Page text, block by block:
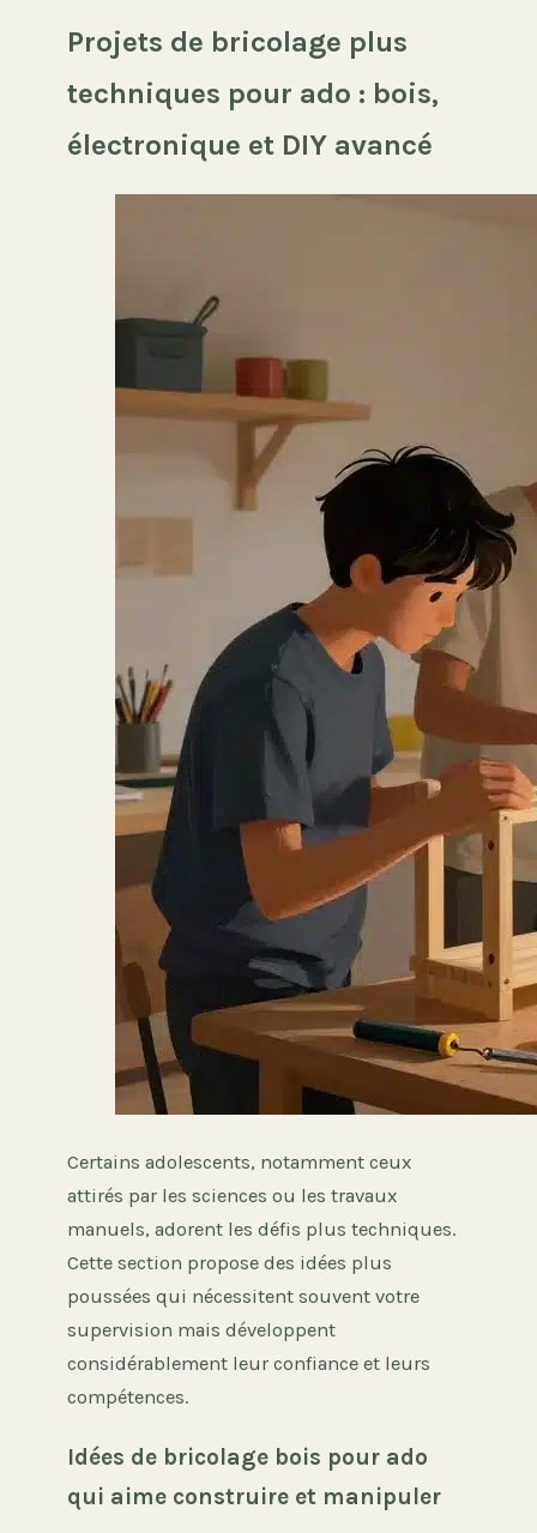
Projets de bricolage plus
techniques pour ado : bois,
électronique et DIY avancé
Certains adolescents, notamment ceux
attirés par les sciences ou les travaux
manuels, adorent les défis plus techniques.
Cette section propose des idées plus
poussées qui nécessitent souvent votre
supervision mais développent
considérablement leur confiance et leurs
compétences.
Idées de bricolage bois pour ado
qui aime construire et manipuler